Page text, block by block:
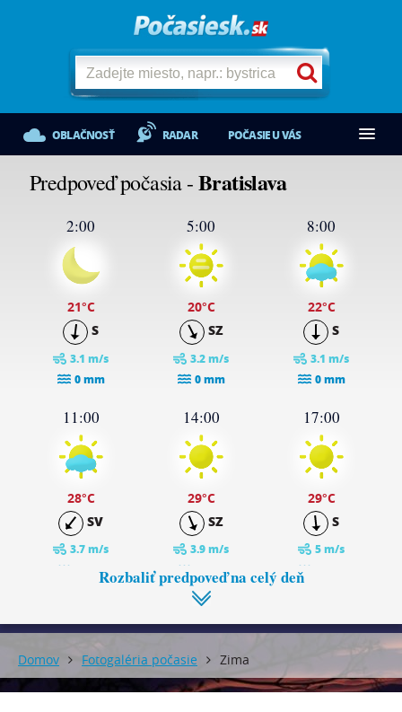
OBLAČNOSŤ RADAR POČASIE U VÁS
Predpoveď počasia -Bratislava
2:00
21°C
S
3.1 m/s
0 mm
5:00
20°C
SZ
3.2 m/s
0 mm
8:00
22°C
S
3.1 m/s
0 mm
11:00
28°C
SV
3.7 m/s
0 mm
14:00
29°C
SZ
3.9 m/s
0 mm
17:00
29°C
S
5 m/s
26°C 25°C
Rozbaliť predpoveď na celý deň
Domov Fotogaléria počasie Zima